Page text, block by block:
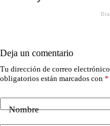
Deja un comentario
Tu dirección de correo
obligatorios están marcados con *
Nombre